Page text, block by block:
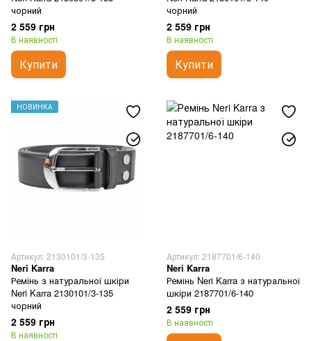
чорний
2 559 грн
В наявності
Купити
чорний
2 559 грн
В наявності
Купити
НОВИНКА
Артикул: 2130101/3-135
Neri Karra
Ремінь з натуральної шкіри
Neri Karra 2130101/3-135
чорний
2 559 грн
В наявності
Артикул: 2187701/6-140
Neri Karra
Ремінь Neri Karra з натуральної
шкіри 2187701/6-140
2 559 грн
В наявності